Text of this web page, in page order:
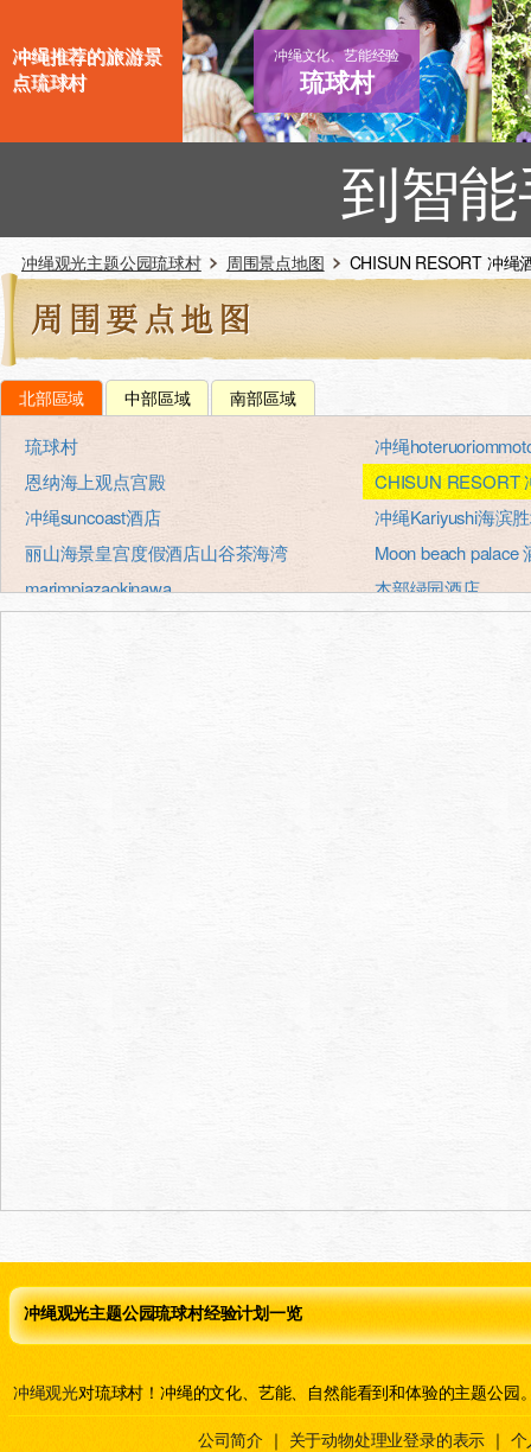
冲绳推荐的旅游景
点琉球村
冲绳文化、艺能经验
琉球村
到智
冲绳观光主题公园琉球村 周围景点地图 CHISUN RESORT 冲绳
北部區域 中部區域 南部區域
琉球村
冲绳
恩纳海上观点宫殿
CHISUN RESORT
冲绳suncoast酒店
冲绳Kariyushi海滨
丽山海景皇宫度假酒店山谷茶海湾
Moon beach palace
marimpiazaokinawa
本部绿园酒店
冲绳观光主题公园琉球村经验计划一览
冲绳观光对琉球村！冲绳的文化、艺能、自然能看到和体验的主题公园
公司简介 ｜ 关于动物处理业登录的表示 ｜